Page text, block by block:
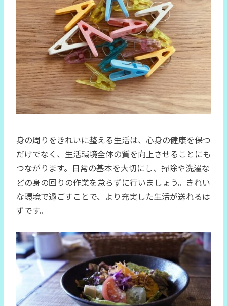
身の周りをきれいに整える生活は、心身の健康を保つ
だけでなく、生活環境全体の質を向上させることにも
つながります。日常の基本を大切にし、掃除や洗濯な
どの身の回りの作業を怠らずに行いましょう。きれい
な環境で過ごすことで、より充実した生活が送れるは
ずです。